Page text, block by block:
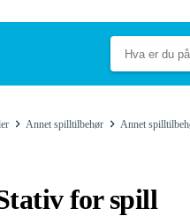
Annet spilltilbehør Annet
for spill